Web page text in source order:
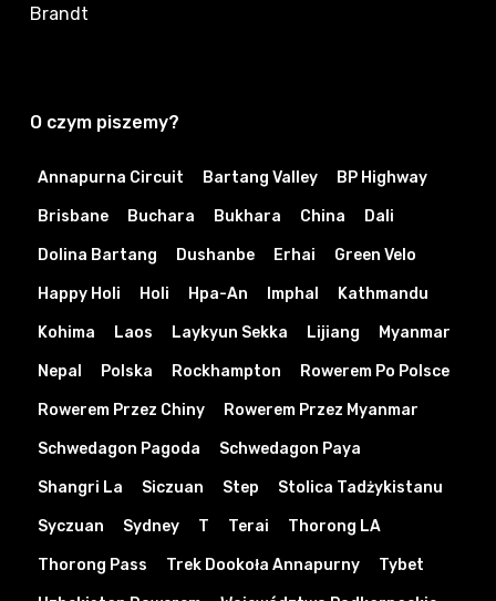
Brandt
O czym piszemy?
Annapurna Circuit Bartang Valley BP Highway
Brisbane Buchara Bukhara China Dali
Dolina Bartang Dushanbe Erhai Green Velo
Happy Holi Holi Hpa-An Imphal Kathmandu
Kohima Laos Laykyun Sekka Lijiang Myanmar
Nepal Polska Rockhampton Rowerem Po Polsce
Rowerem Przez Chiny Rowerem Przez Myanmar
Schwedagon Pagoda Schwedagon Paya
Shangri La Siczuan Step Stolica Tadżykistanu
Syczuan Sydney T Terai Thorong LA
Thorong Pass Trek Dookoła Annapurny Tybet